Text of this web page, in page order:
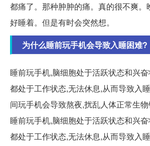
都痛了。那种肿肿的痛。真的很不爽。
好睡着。但是有时会突然想。
为什么睡前玩手机会导致入睡困难?
睡前玩手机,脑细胞处于活跃状态和兴
都处于工作状态,无法休息,从而导致入
间玩手机会导致熬夜,扰乱人体正常生
睡前玩手机,脑细胞处于活跃状态和兴
都处于工作状态,无法休息,从而导致入